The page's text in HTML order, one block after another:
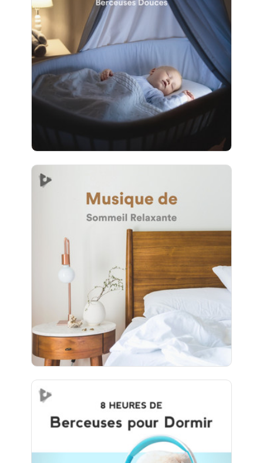
Berceuses Douces
Info
Jouer
82 suiveurs
Musique de Sommeil
Relaxante
Jouer
48 suiveurs
Berceuses pour Dormir (8+
Heures)